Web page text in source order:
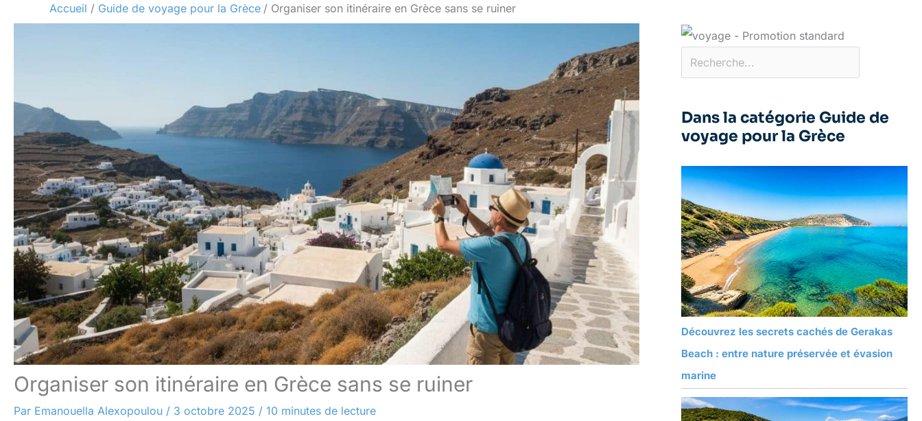
Accueil Guide de voyage pour la Grèce Organiser son itinéraire en Grèce sans se ruiner
Organiser son itinéraire en Grèce sans se ruiner
Par Emanouella Alexopoulou / 3 octobre 2025 / 10 minutes de lecture
Dans la catégorie Guide de
voyage pour la Grèce
Découvrez les secrets cachés de Gerakas
Beach : entre nature préservée et évasion
marine